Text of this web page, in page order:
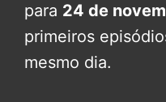
para 24 de
primeiros
mesmo dia.